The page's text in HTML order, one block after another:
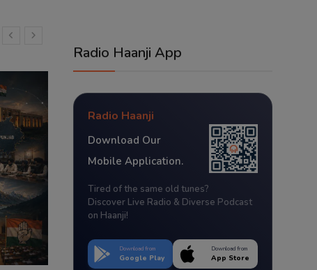
Radio Haanji App
Radio Haanji
Download Our
Mobile Application.
Tired of the same old tunes?
Discover Live Radio & Diverse Podcast
on Haanji!
Download from
Google Play
Download from
App Store